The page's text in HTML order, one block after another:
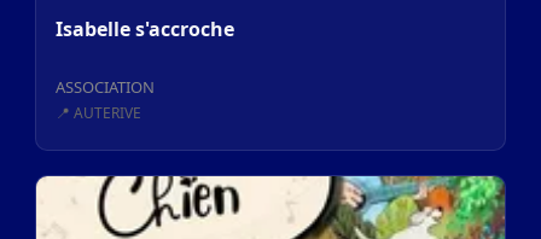
Isabelle s'accroche
ASSOCIATION
📍 AUTERIVE